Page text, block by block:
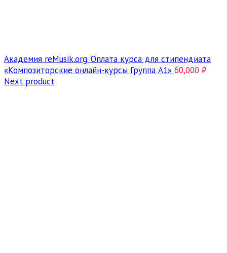
Академия reMusik.org. Оплата курса для стипендиата
«Композиторские онлайн-курсы Группа A1» 60,000 ₽
Next product